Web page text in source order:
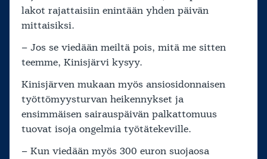
lakot rajattaisiin enintään yhden päivän
mittaisiksi.
– Jos se viedään meiltä pois, mitä me sitten
teemme, Kinisjärvi kysyy.
Kinisjärven mukaan myös ansiosidonnaisen
työttömyysturvan heikennykset ja
ensimmäisen sairauspäivän palkattomuus
tuovat isoja ongelmia työtätekeville.
– Kun viedään myös 300 euron suojaosa